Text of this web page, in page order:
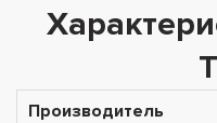
Производитель